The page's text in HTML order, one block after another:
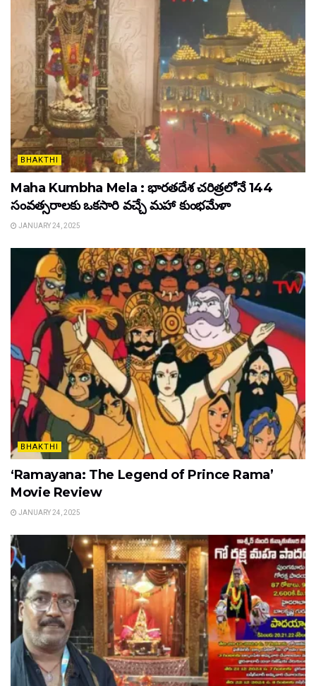
BHAKTHI
Maha Kumbha Mela : భారతదేశ చరిత్రలోనే 144
సంవత్సరాలకు ఒకసారి వచ్చే మహా కుంభమేళా
JANUARY 24, 2025
BHAKTHI
‘Ramayana: The Legend of Prince Rama’
Movie Review
JANUARY 24, 2025